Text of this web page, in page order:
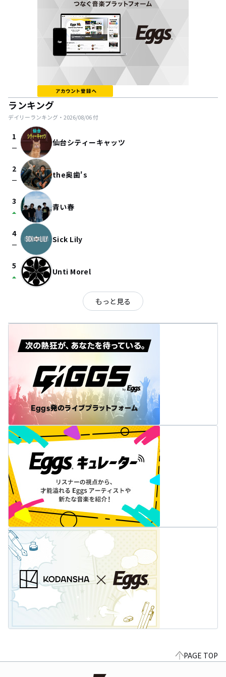
ランキング
デイリーランキング・ 2026/08/06付
1
check_indeterminate_small 仙台シティーキャッツ
2
check_indeterminate_small the奥歯's
3
arrow_drop_up 青い春
4
check_indeterminate_small Sick Lily
5
arrow_drop_up Unti Morel
もっと見る
PAGE TOP